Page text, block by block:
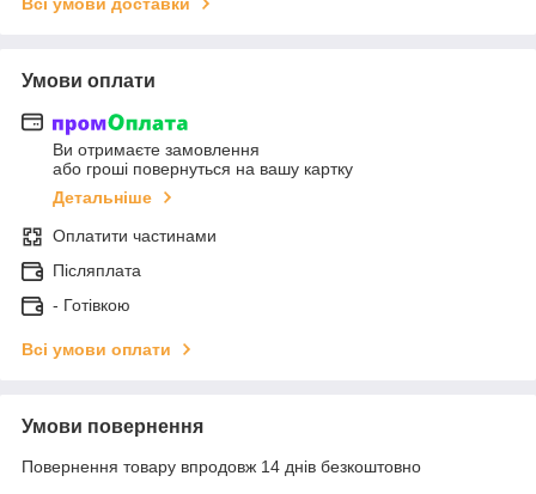
Умови оплати
Ви отримаєте замовлення
або гроші повернуться на вашу картку
Детальніше
Оплатити частинами
Післяплата
- Готівкою
Всі умови оплати
Умови повернення
Повернення товару впродовж 14 днів безкоштовно